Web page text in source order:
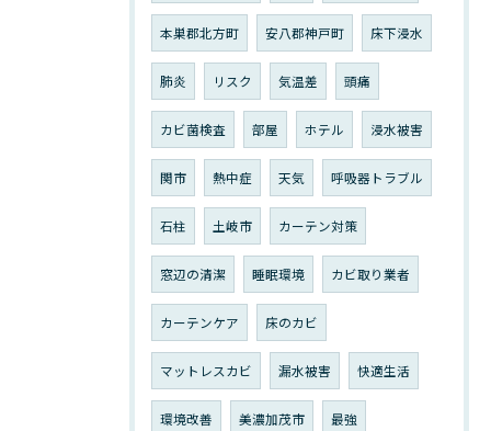
本巣郡北方町 安八郡神戸町 床下浸水
肺炎 リスク 気温差 頭痛
カビ菌検査 部屋 ホテル 浸水被害
関市 熱中症 天気 呼吸器トラブル
石柱 土岐市 カーテン対策
窓辺の清潔 睡眠環境 カビ取り業者
カーテンケア 床のカビ
マットレスカビ 漏水被害 快適生活
環境改善 美濃加茂市 最強